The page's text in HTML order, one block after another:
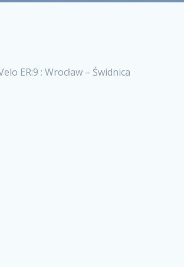
ER:9 : Wrocław – Świdnica